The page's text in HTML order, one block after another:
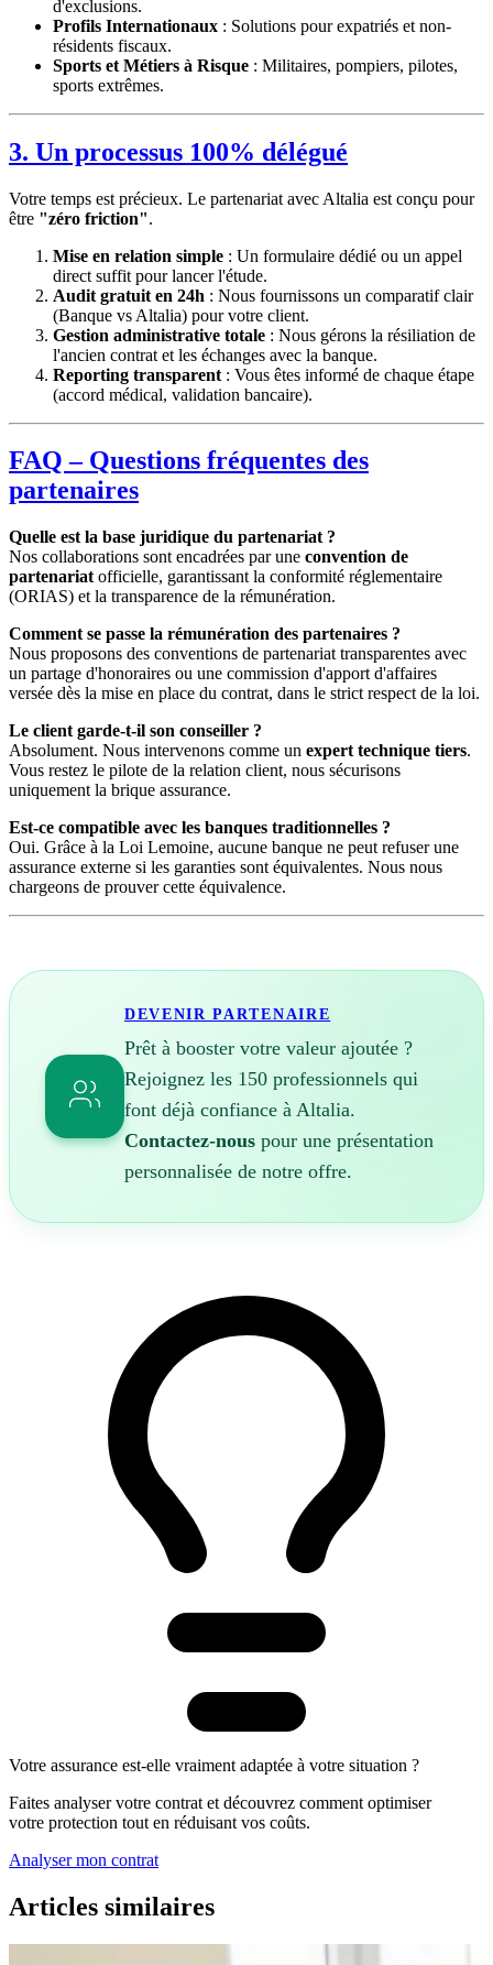
d'exclusions.
Profils Internationaux : Solutions pour expatriés et non-
résidents fiscaux.
Sports et Métiers à Risque : Militaires, pompiers, pilotes,
sports extrêmes.
3. Un processus 100% délégué
Votre temps est précieux. Le partenariat avec Altalia est conçu pour
être "zéro friction".
Mise en relation simple : Un formulaire dédié ou un appel
direct suffit pour lancer l'étude.
Audit gratuit en 24h : Nous fournissons un comparatif clair
(Banque vs Altalia) pour votre client.
Gestion administrative totale : Nous gérons la résiliation de
l'ancien contrat et les échanges avec la banque.
Reporting transparent : Vous êtes informé de chaque étape
(accord médical, validation bancaire).
FAQ – Questions fréquentes des
partenaires
Quelle est la base juridique du partenariat ?
Nos collaborations sont encadrées par une convention de
partenariat officielle, garantissant la conformité réglementaire
(ORIAS) et la transparence de la rémunération.
Comment se passe la rémunération des partenaires ?
Nous proposons des conventions de partenariat transparentes avec
un partage d'honoraires ou une commission d'apport d'affaires
versée dès la mise en place du contrat, dans le strict respect de la loi.
Le client garde-t-il son conseiller ?
Absolument. Nous intervenons comme un expert technique tiers.
Vous restez le pilote de la relation client, nous sécurisons
uniquement la brique assurance.
Est-ce compatible avec les banques traditionnelles ?
Oui. Grâce à la Loi Lemoine, aucune banque ne peut refuser une
assurance externe si les garanties sont équivalentes. Nous nous
chargeons de prouver cette équivalence.
DEVENIR PARTENAIRE
Prêt à booster votre valeur ajoutée ?
Rejoignez les 150 professionnels qui
font déjà confiance à Altalia.
Contactez-nous pour une présentation
personnalisée de notre offre.
Votre assurance est-elle vraiment adaptée à votre situation ?
Faites analyser votre contrat et découvrez comment optimiser
votre protection tout en réduisant vos coûts.
Analyser mon contrat
Articles similaires